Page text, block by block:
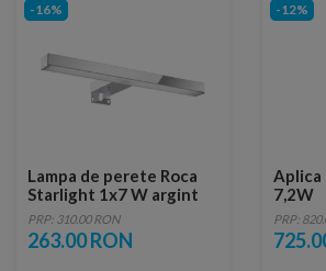
-16%
Lampa de perete Roca
Starlight 1x7 W argint
PRP: 310.00 RON
263.00 RON
-12%
Aplica
7,2W
PRP: